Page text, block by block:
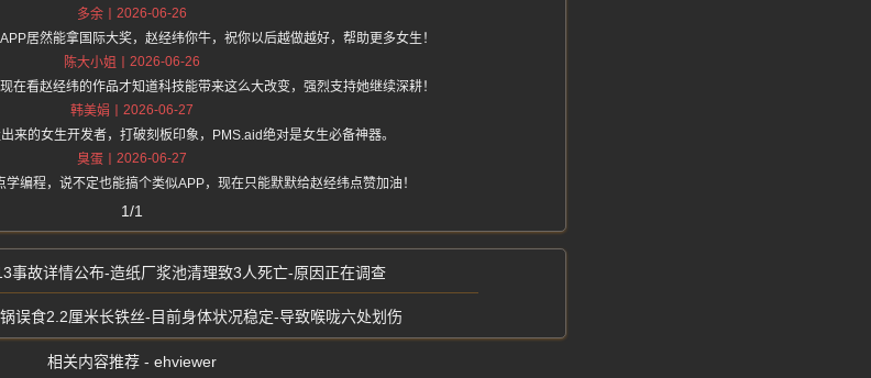
多余
2026-06-26
居然能拿国际大奖，赵经纬你牛，祝你以后越做越好，帮助更多女生！
陈大小姐
2026-06-26
在看赵经纬的作品才知道科技能带来这么大改变，强烈支持她继续深耕！
韩美娟
2026-06-27
来的女生开发者，打破刻板印象，PMS.aid绝对是女生必备神器。
臭蛋
2026-06-27
编程，说不定也能搞个类似APP，现在只能默默给赵经纬点赞加油！
1/1
事故详情公布-造纸厂浆池清理致3人死亡-原因正在调查
误食2.2厘米长铁丝-目前身体状况稳定-导致喉咙六处划伤
相关内容推荐 - ehviewer